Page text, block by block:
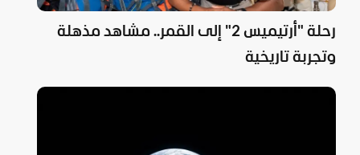
رحلة "أرتيميس 2" إلى القمر.. مشاهد مذهلة
وتجربة تاريخية